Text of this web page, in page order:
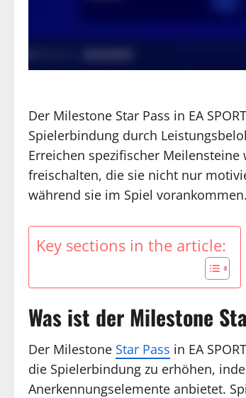
Der Milestone Star Pass in EA
Spielerbindung durch
Erreichen spezifischer
freischalten, die sie nicht nur
während sie im Spiel vorankommen.
Key sections in the article:
Was ist der Milestone
Der Milestone Star Pass in EA
die Spielerbindung zu erhöhen,
Anerkennungselemente anbietet.